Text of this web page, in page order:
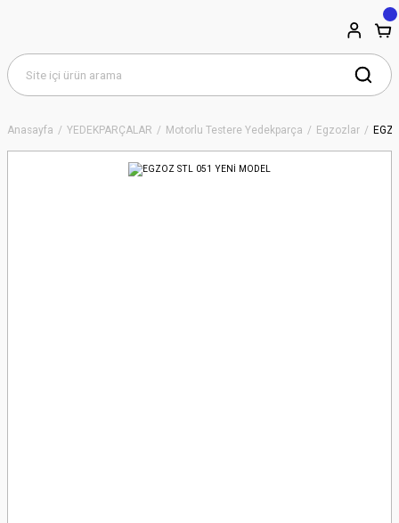
Anasayfa YEDEKPARÇALAR Motorlu Testere Yedekparça Egzozlar